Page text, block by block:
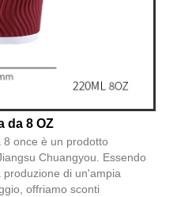
da 8 OZ
once è un prodotto
Chuangyou. Essendo
di un'ampia
offriamo sconti